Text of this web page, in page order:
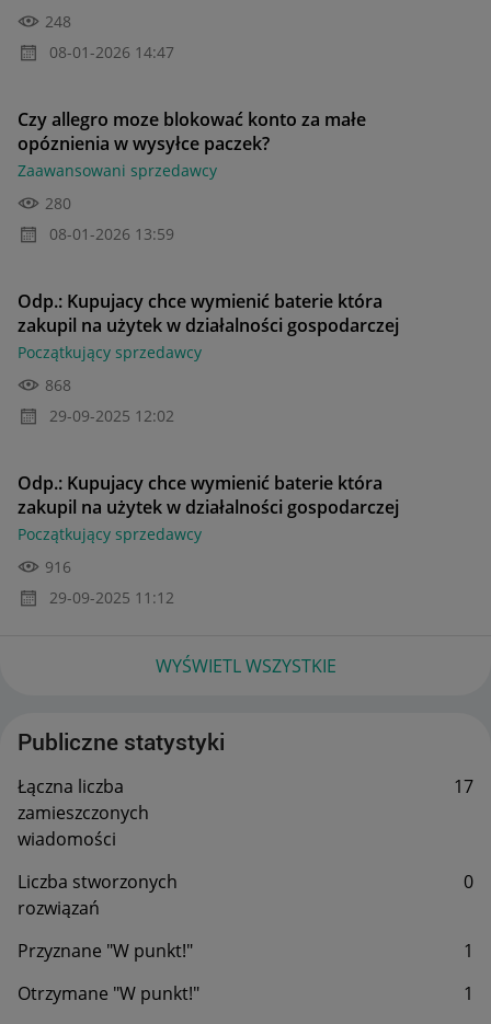
248
‎08-01-2026 14:47
Czy allegro moze blokować konto za małe
opóznienia w wysyłce paczek?
Zaawansowani sprzedawcy
280
‎08-01-2026 13:59
Odp.: Kupujacy chce wymienić baterie która
zakupil na użytek w działalności gospodarczej
Początkujący sprzedawcy
868
‎29-09-2025 12:02
Odp.: Kupujacy chce wymienić baterie która
zakupil na użytek w działalności gospodarczej
Początkujący sprzedawcy
916
‎29-09-2025 11:12
WYŚWIETL WSZYSTKIE
Publiczne statystyki
Łączna liczba
zamieszczonych
wiadomości
17
Liczba stworzonych
rozwiązań
0
Przyznane "W punkt!"
1
Otrzymane "W punkt!"
1